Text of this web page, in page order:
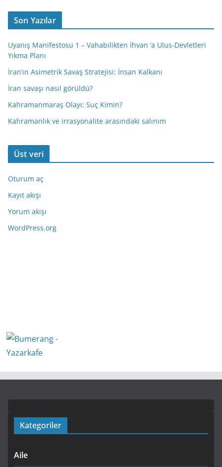
Son Yazılar
Uyanış Manifestosu 1 – Vahabilikten İhvan ‘a Ulus-Devletleri
Yıkma Planı
İran’ın Asimetrik Savaş Stratejisi: İnsan Kalkanı
İran savaşı nasıl görüldü?
Kahramanmaraş Olayı: Suç Kimin?
Kahramanlık ve irrasyonalite arasındaki salınım
Üst veri
Oturum aç
Kayıt akışı
Yorum akışı
WordPress.org
Kategoriler
Aile